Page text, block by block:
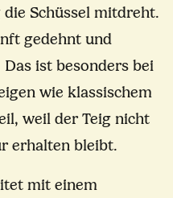
Schüssel mitdreht.
gedehnt und
ist besonders bei
wie klassischem
weil der Teig nicht
erhalten bleibt.
mit einem